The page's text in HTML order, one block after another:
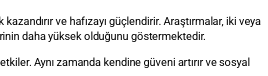
ve hafızayı güçlendirir. Araştırmalar, iki veya
daha yüksek olduğunu göstermektedir.
Aynı zamanda kendine güveni artırır ve sosyal